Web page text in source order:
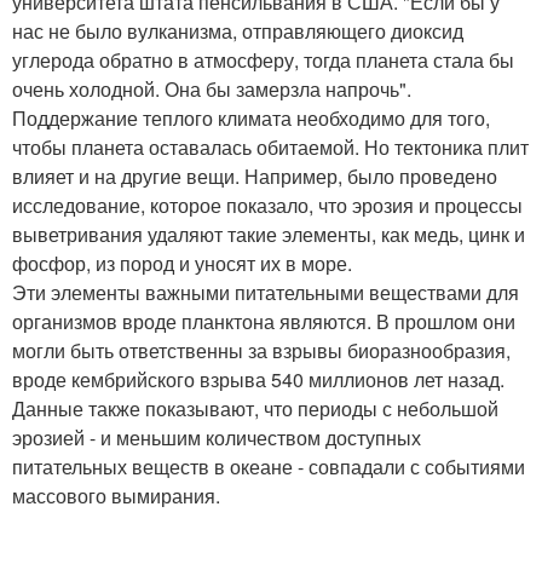
нас не было вулканизма, отправляющего диоксид
углерода обратно в атмосферу, тогда планета стала бы
очень холодной. Она бы замерзла напрочь".
Поддержание теплого климата необходимо для того,
чтобы планета оставалась обитаемой. Но тектоника плит
влияет и на другие вещи. Например, было проведено
исследование, которое показало, что эрозия и процессы
выветривания удаляют такие элементы, как медь, цинк и
фосфор, из пород и уносят их в море.
Эти элементы важными питательными веществами для
организмов вроде планктона являются. В прошлом они
могли быть ответственны за взрывы биоразнообразия,
вроде кембрийского взрыва 540 миллионов лет назад.
Данные также показывают, что периоды с небольшой
эрозией - и меньшим количеством доступных
питательных веществ в океане - совпадали с событиями
массового вымирания.